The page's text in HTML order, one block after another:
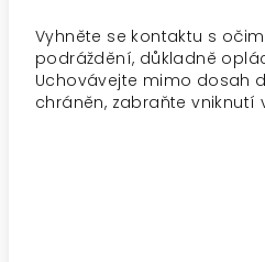
Vyhněte se kontaktu s
podráždění, důkladně
Uchovávejte mimo dosah
chráněn, zabraňte vniknutí